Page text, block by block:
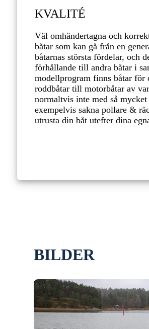
KVALITÉ
Väl omhändertagna och
båtar som kan gå från en
båtarnas största fördelar, och
förhållande till andra båtar i
modellprogram finns båtar
roddbåtar till motorbåtar av
normaltvis inte med så
exempelvis sakna pollare &
utrusta din båt utefter dina
BILDER